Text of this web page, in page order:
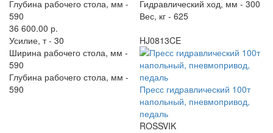
Глубина рабочего стола, мм -
590
36 600.00 р.
Усилие, т - 30
Ширина рабочего стола, мм -
590
Глубина рабочего стола, мм -
590
Гидравлический ход, мм - 300
Вес, кг - 625
HJ0813CE
Пресс гидравлический 100т
напольный, пневмопривод,
педаль
ROSSVIK